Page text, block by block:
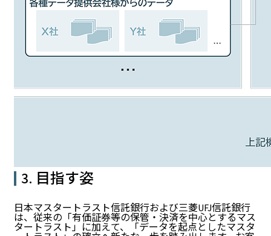
3. 目指す姿
日本マスタートラスト信託銀行および三菱UFJ信託銀行
は、従来の「有価証券等の保管・決済を中心とするマス
タートラスト」に加えて、「データを起点としたマスタ